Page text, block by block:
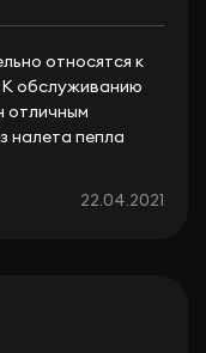
относятся к
К обслуживанию
отличным
налета пепла
22.04.2021